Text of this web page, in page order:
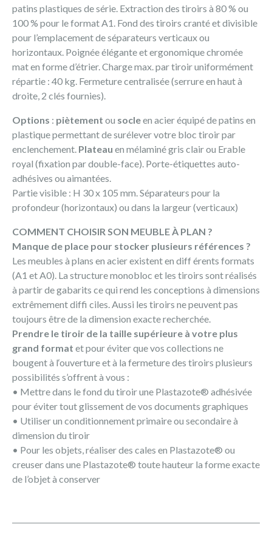
patins plastiques de série. Extraction des tiroirs à 80 % ou
100 % pour le format A1. Fond des tiroirs cranté et divisible
pour l’emplacement de séparateurs verticaux ou
horizontaux. Poignée élégante et ergonomique chromée
mat en forme d’étrier. Charge max. par tiroir uniformément
répartie : 40 kg. Fermeture centralisée (serrure en haut à
droite, 2 clés fournies).
Options : piètement ou socleen acier équipé de patins en
plastique permettant de surélever votre bloc tiroir par
enclenchement. Plateau en mélaminé gris clair ou Erable
royal (fixation par double-face). Porte-étiquettes auto-
adhésives ou aimantées.
Partie visible : H 30 x 105 mm. Séparateurs pour la
profondeur (horizontaux) ou dans la largeur (verticaux)
COMMENT CHOISIR SON MEUBLE À PLAN ?
Manque de place pour stocker plusieurs références ?
Les meubles à plans en acier existent en diff érents formats
(A1 et A0). La structure monobloc et les tiroirs sont réalisés
à partir de gabarits ce qui rend les conceptions à dimensions
extrêmement diffi ciles. Aussi les tiroirs ne peuvent pas
toujours être de la dimension exacte recherchée.
Prendre le tiroir de la taille supérieure à votre plus
grand format et pour éviter que vos collections ne
bougent à l‘ouverture et à la fermeture des tiroirs plusieurs
possibilités s’offrent à vous :
• Mettre dans le fond du tiroir une Plastazote® adhésivée
pour éviter tout glissement de vos documents graphiques
• Utiliser un conditionnement primaire ou secondaire à
dimension du tiroir
• Pour les objets, réaliser des cales en Plastazote® ou
creuser dans une Plastazote® toute hauteur la forme exacte
de l’objet à conserver